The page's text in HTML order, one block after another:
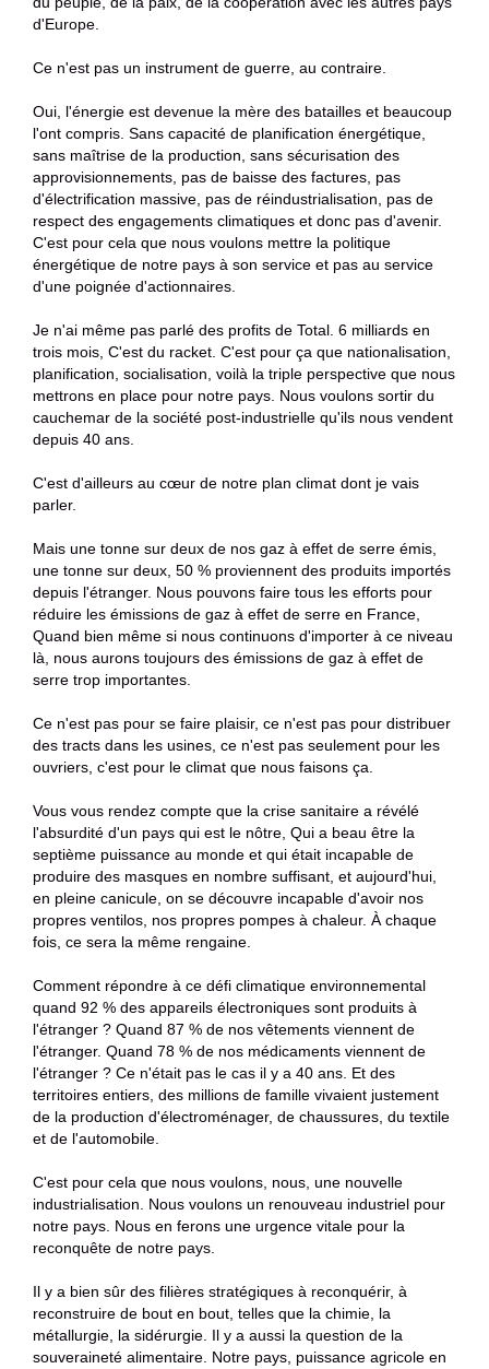
d'Europe.
Ce n'est pas un instrument de guerre, au contraire.
Oui, l'énergie est devenue la mère des batailles et beaucoup
l'ont compris. Sans capacité de planification énergétique,
sans maîtrise de la production, sans sécurisation des
approvisionnements, pas de baisse des factures, pas
d'électrification massive, pas de réindustrialisation, pas de
respect des engagements climatiques et donc pas d'avenir.
C'est pour cela que nous voulons mettre la politique
énergétique de notre pays à son service et pas au service
d'une poignée d'actionnaires.
Je n'ai même pas parlé des profits de Total. 6 milliards en
trois mois, C'est du racket. C'est pour ça que nationalisation,
planification, socialisation, voilà la triple perspective que nous
mettrons en place pour notre pays. Nous voulons sortir du
cauchemar de la société post-industrielle qu'ils nous vendent
depuis 40 ans.
C'est d'ailleurs au cœur de notre plan climat dont je vais
parler.
Mais une tonne sur deux de nos gaz à effet de serre émis,
une tonne sur deux, 50 % proviennent des produits importés
depuis l'étranger. Nous pouvons faire tous les efforts pour
réduire les émissions de gaz à effet de serre en France,
Quand bien même si nous continuons d'importer à ce niveau
là, nous aurons toujours des émissions de gaz à effet de
serre trop importantes.
Ce n'est pas pour se faire plaisir, ce n'est pas pour distribuer
des tracts dans les usines, ce n'est pas seulement pour les
ouvriers, c'est pour le climat que nous faisons ça.
Vous vous rendez compte que la crise sanitaire a révélé
l'absurdité d'un pays qui est le nôtre, Qui a beau être la
septième puissance au monde et qui était incapable de
produire des masques en nombre suffisant, et aujourd'hui,
en pleine canicule, on se découvre incapable d'avoir nos
propres ventilos, nos propres pompes à chaleur. À chaque
fois, ce sera la même rengaine.
Comment répondre à ce défi climatique environnemental
quand 92 % des appareils électroniques sont produits à
l'étranger ? Quand 87 % de nos vêtements viennent de
l'étranger. Quand 78 % de nos médicaments viennent de
l'étranger ? Ce n'était pas le cas il y a 40 ans. Et des
territoires entiers, des millions de famille vivaient justement
de la production d'électroménager, de chaussures, du textile
et de l'automobile.
C'est pour cela que nous voulons, nous, une nouvelle
industrialisation. Nous voulons un renouveau industriel pour
notre pays. Nous en ferons une urgence vitale pour la
reconquête de notre pays.
Il y a bien sûr des filières stratégiques à reconquérir, à
reconstruire de bout en bout, telles que la chimie, la
métallurgie, la sidérurgie. Il y a aussi la question de la
souveraineté alimentaire. Notre pays, puissance agricole en